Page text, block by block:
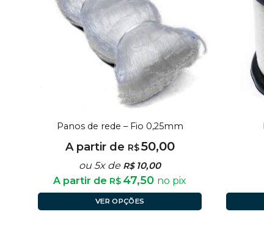
Panos de rede – Fio 0,25mm
A partir de R$50,00
ou 5x de R$ 10,00
A partir de R$ 47,50 no pix
VER OPÇÕES